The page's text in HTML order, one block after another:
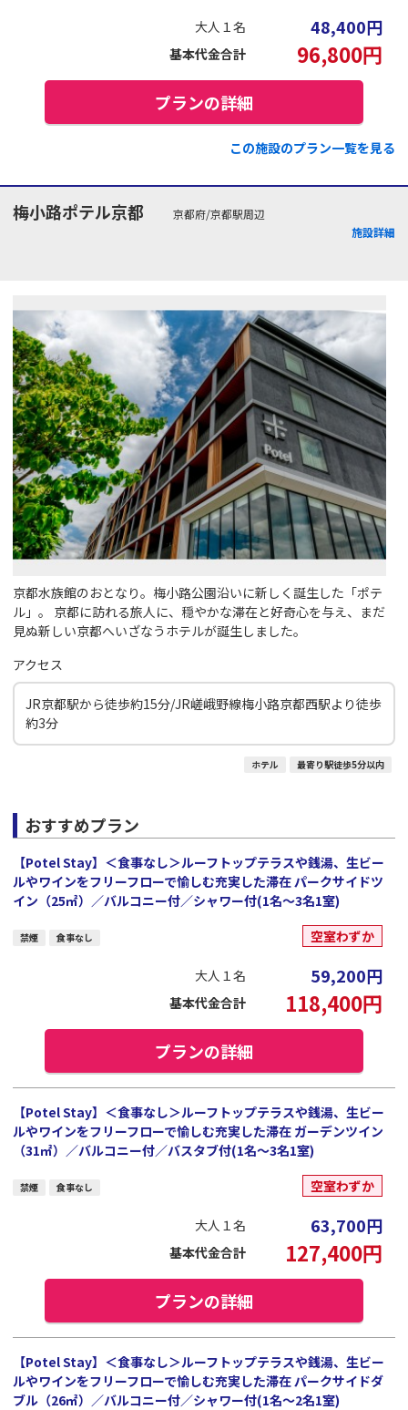
大人１名 48,400円
基本代金合計 96,800円
プランの詳細
この施設のプラン一覧を見る
梅小路ポテル京都
京都府/京都駅周辺
施設詳細
京都水族館のおとなり。梅小路公園沿いに新しく誕生した「ポテ
ル」。 京都に訪れる旅人に、穏やかな滞在と好奇心を与え、まだ
見ぬ新しい京都へいざなうホテルが誕生しました。
アクセス
JR京都駅から徒歩約15分/JR嵯峨野線梅小路京都西駅より徒歩
約3分
ホテル 最寄り駅徒歩5分以内
おすすめプラン
【Potel Stay】＜食事なし＞ルーフトップテラスや銭湯、生ビー
ルやワインをフリーフローで愉しむ充実した滞在 パークサイドツ
イン（25㎡）／バルコニー付／シャワー付(1名～3名1室)
禁煙 食事なし 空室わずか
大人１名 59,200円
基本代金合計 118,400円
プランの詳細
【Potel Stay】＜食事なし＞ルーフトップテラスや銭湯、生ビー
ルやワインをフリーフローで愉しむ充実した滞在 ガーデンツイン
（31㎡）／バルコニー付／バスタブ付(1名～3名1室)
禁煙 食事なし 空室わずか
大人１名 63,700円
基本代金合計 127,400円
プランの詳細
【Potel Stay】＜食事なし＞ルーフトップテラスや銭湯、生ビー
ルやワインをフリーフローで愉しむ充実した滞在 パークサイドダ
ブル（26㎡）／バルコニー付／シャワー付(1名～2名1室)